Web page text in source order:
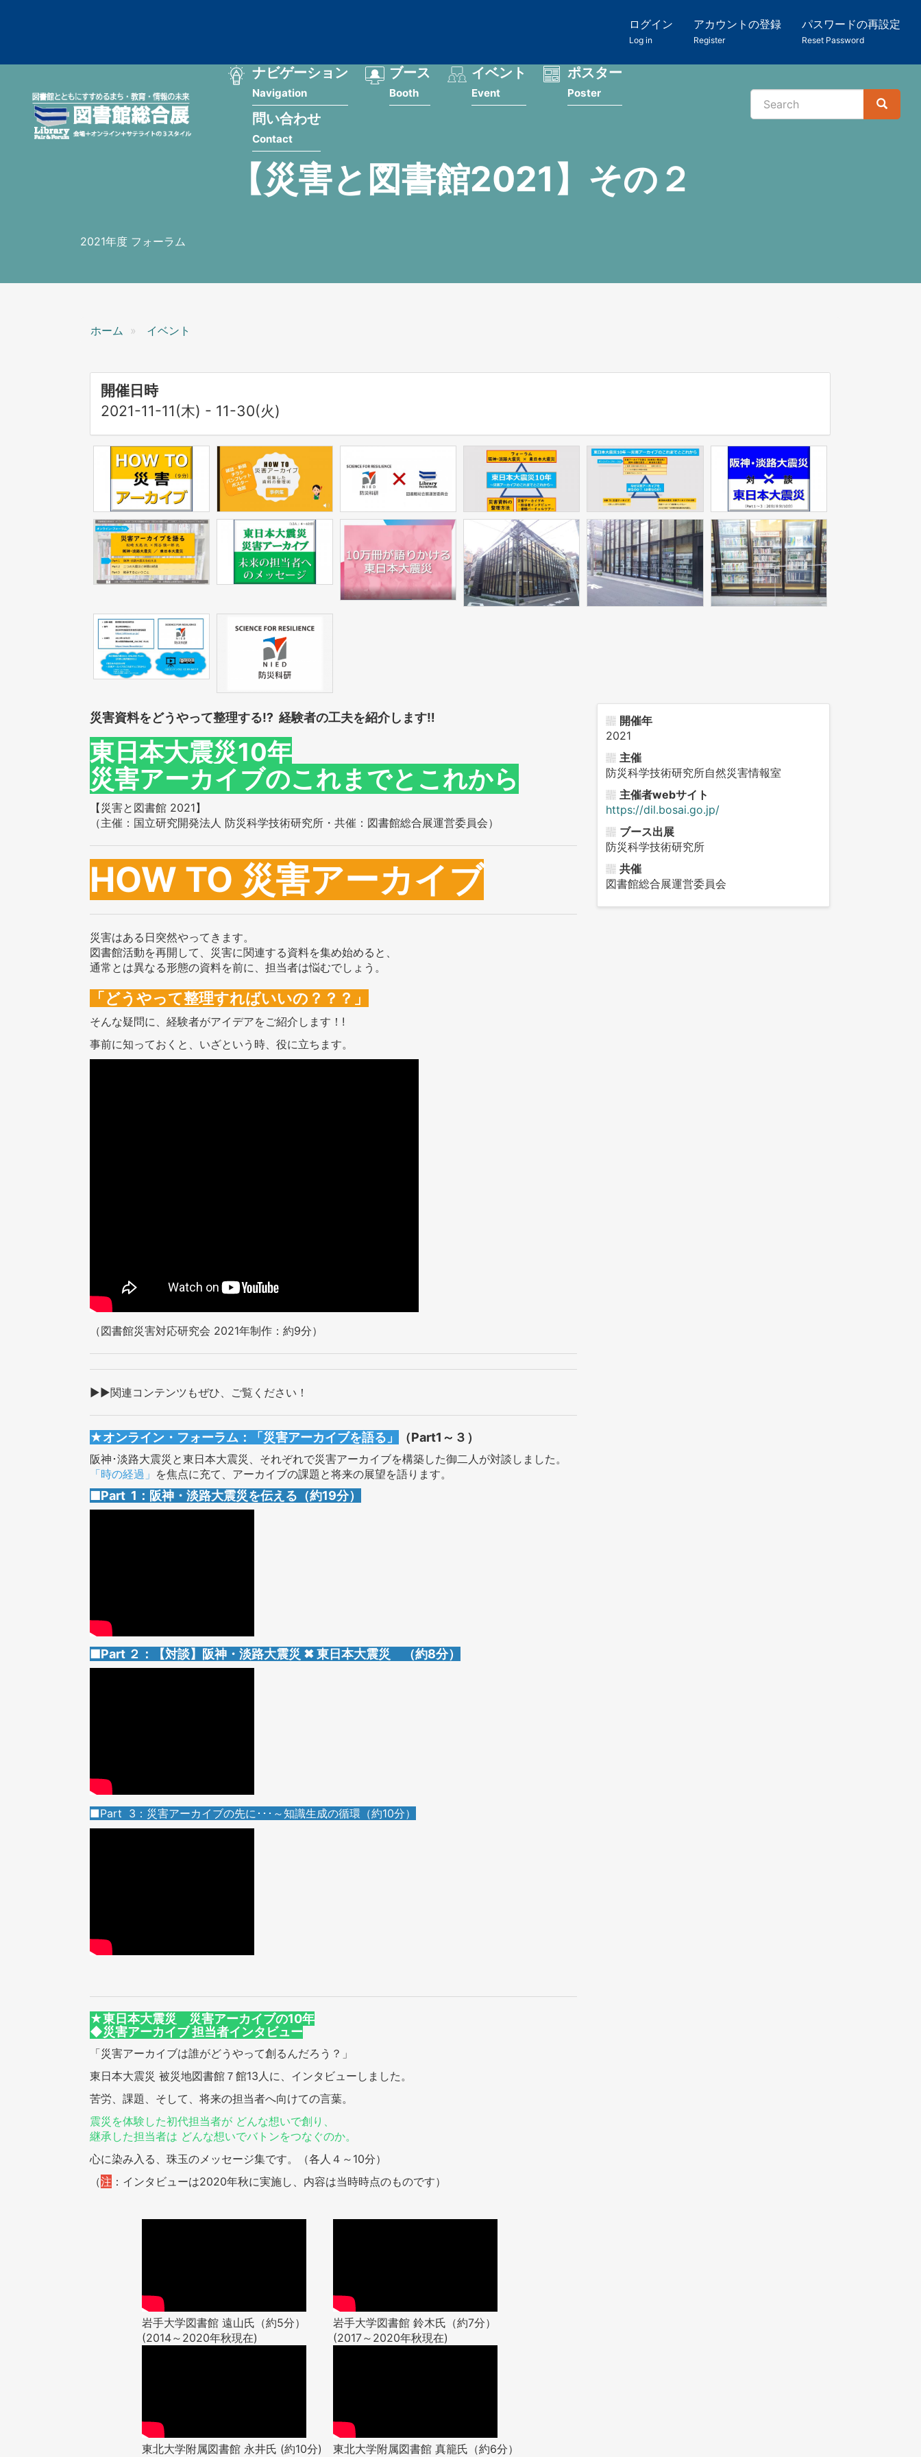
ン
ー
ザ
ログイン
Log in
アカウントの登録
Register
パスワードの再設定
Reset Password
メ
ョ
ナビゲーション
Navigation
ブース
Booth
イベント
Event
ポスター
Poster
問い合わせ
Contact
検
Search
Search
【災害と図書館2021】その２
2021年度 フォーラム
ホーム イベント
開催日時
2021-11-11(木) - 11-30(火)
災害資料をどうやって整理する⁉ 経験者の工夫を紹介します‼
東日本大震災10年
災害アーカイブのこれまでとこれから
【災害と図書館 2021】
（主催：国立研究開発法人 防災科学技術研究所・共催：図書館総合展運営委員会）
HOW TO 災害アーカイブ
災害はある日突然やってきます。
図書館活動を再開して、災害に関連する資料を集め始めると、
通常とは異なる形態の資料を前に、担当者は悩むでしょう。
「どうやって整理すればいいの？？？」
そんな疑問に、経験者がアイデアをご紹介します！!
事前に知っておくと、いざという時、役に立ちます。
（図書館災害対応研究会 2021年制作：約9分）
▶▶関連コンテンツもぜひ、ご覧ください！
★オンライン・フォーラム：「災害アーカイブを語る」 （Part1～３）
阪神･淡路大震災と東日本大震災、それぞれで災害アーカイブを構築した御二人が対談しました。
「時の経過」 を焦点に充て、アーカイブの課題と将来の展望を語ります。
■Part 1：阪神・淡路大震災を伝える（約19分）
■Part ２：【対談】阪神・淡路大震災 ✖ 東日本大震災 （約8分）
■Part 3：災害アーカイブの先に･･･～知識生成の循環（約10分）
★東日本大震災 災害アーカイブの10年
◆災害アーカイブ 担当者インタビュー
「災害アーカイブは誰がどうやって創るんだろう？」
東日本大震災 被災地図書館７館13人に、インタビューしました。
苦労、課題、そして、将来の担当者へ向けての言葉。
震災を体験した初代担当者が どんな想いで創り、
継承した担当者は どんな想いでバトンをつなぐのか。
心に染み入る、珠玉のメッセージ集です。（各人４～10分）
（注 ：インタビューは2020年秋に実施し、内容は当時時点のものです）
岩手大学図書館 遠山氏（約5分）
(2014～2020年秋現在)
岩手大学図書館 鈴木氏（約7分）
(2017～2020年秋現在)
東北大学附属図書館 永井氏 (約10分) 東北大学附属図書館 真籠氏（約6分）
開催年
2021
主催
防災科学技術研究所自然災害情報室
主催者webサイト
https://dil.bosai.go.jp/
ブース出展
防災科学技術研究所
共催
図書館総合展運営委員会